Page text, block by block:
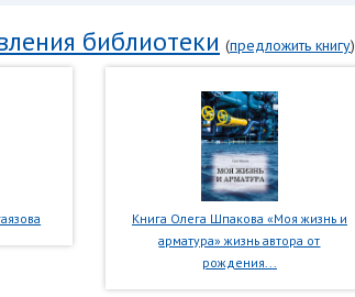
библиотеки (предложить книгу)
Книга Олега Шпакова «Моя жизнь и
арматура» жизнь автора от
рождения...